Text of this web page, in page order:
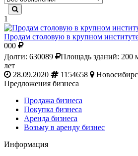
1
Продам столовую в крупном
000
Долги: 630089
Площадь зданий: 200
лет
28.09.2020
1154658
Предложения бизнеса
Продажа бизнеса
Покупка бизнеса
Аренда бизнеса
Возьму в аренду бизнес
Информация